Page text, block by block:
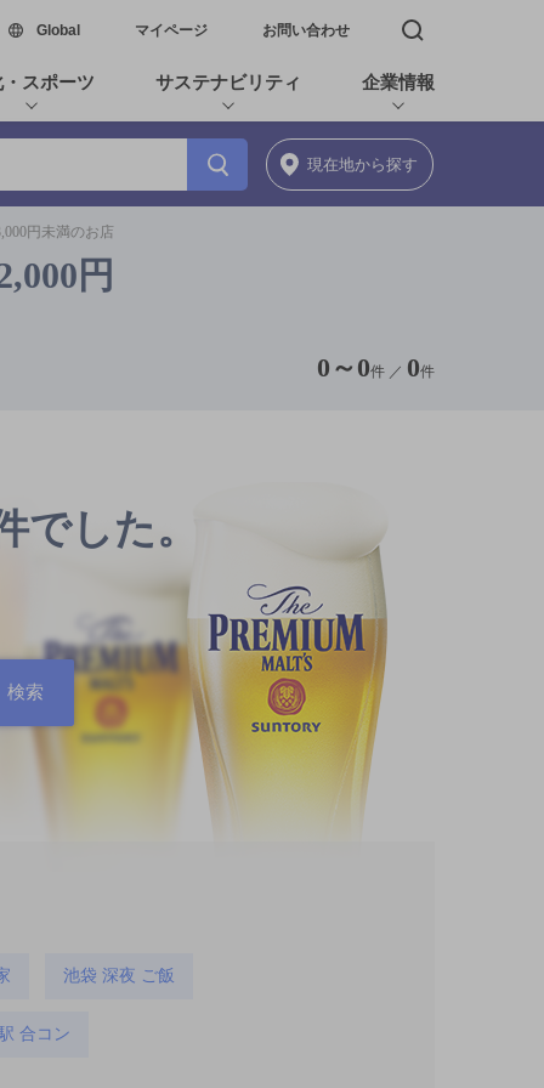
Global新しいウィンドウで開く
マイページ お問い合わせ 検索窓を開く
スポーツ サステナビリティ 企業情報
現在地から探す
円未満のお店
円
0 ～ 0件 ／ 0件
でした。
池袋 深夜 ご飯
合コン